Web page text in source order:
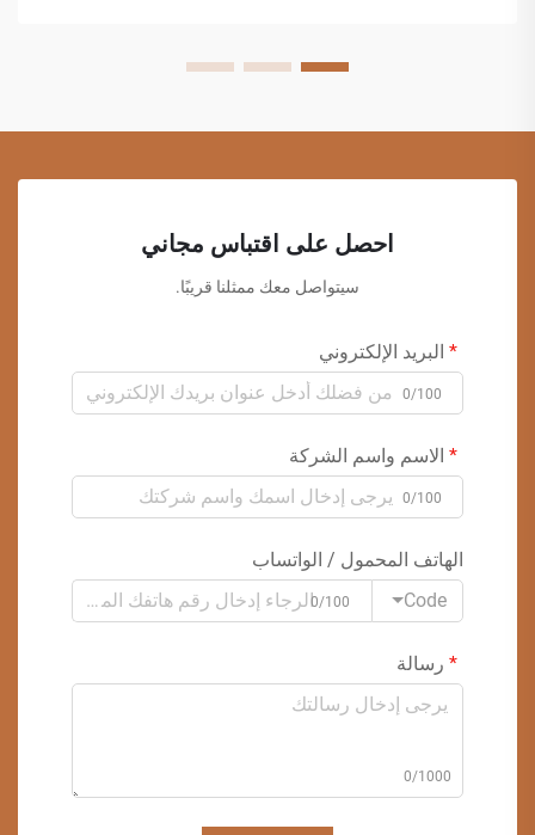
احصل على اقتباس مجاني
سيتواصل معك ممثلنا قريبًا.
البريد الإلكتروني
0/100
الاسم واسم الشركة
0/100
الهاتف المحمول / الواتساب
Code
0/100
رسالة
0/1000